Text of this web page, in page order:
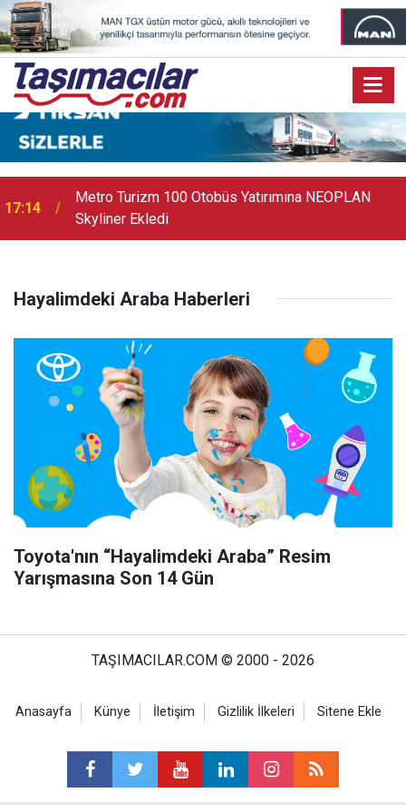
17:14
Metro Turizm 100 Otobüs Yatırımına NEOPLAN
Skyliner Ekledi
Hayalimdeki Araba Haberleri
Toyota'nın “Hayalimdeki Araba” Resim
Yarışmasına Son 14 Gün
TAŞIMACILAR.COM © 2000 - 2026
Anasayfa Künye İletişim Gizlilik İlkeleri Sitene Ekle